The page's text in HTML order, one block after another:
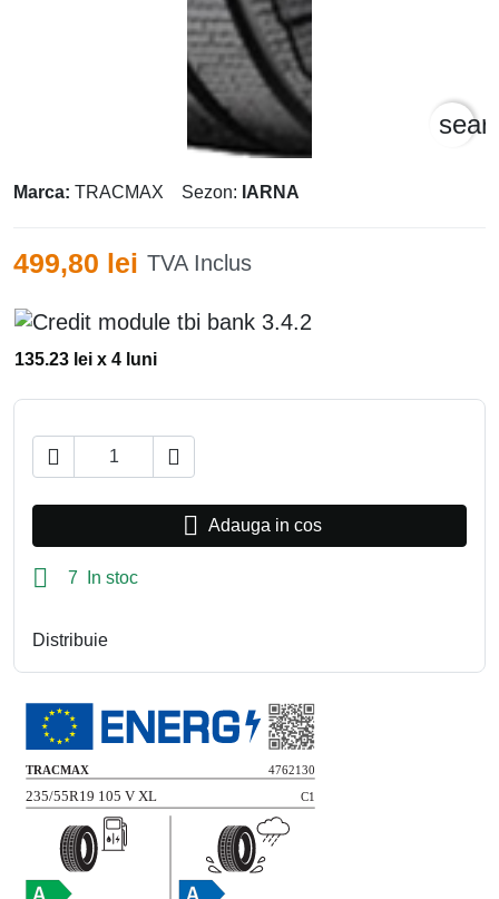
Marca: TRACMAX Sezon: IARNA
499,80 lei TVA Inclus
135.23 lei x 4 luni
 
 Adauga in cos
 7 In stoc
Distribuie